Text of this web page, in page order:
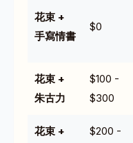
花束 +
手寫情書
$0
花束 +
朱古力
$100 -
$300
花束 +
$200 -